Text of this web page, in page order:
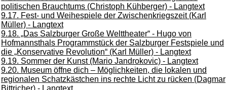
politischen Brauchtums (Christoph Kühberger) - Langtext
9.17. Fest- und Weihespiele der Zwischenkriegszeit (Karl
Müller) - Langtext
9.18. „Das Salzburger Große Welttheater“ - Hugo von
Hofmannsthals Programmstück der Salzburger Festspiele und
die „Konservative Revolution“ (Karl Müller) - Langtext
9.19. Sommer der Kunst (Mario Jandrokovic) - Langtext
9.20. Museum öffne dich – Möglichkeiten, die lokalen und
regionalen Schatzkästchen ins rechte Licht zu rücken (Dagmar
Bittricher) - Langtext